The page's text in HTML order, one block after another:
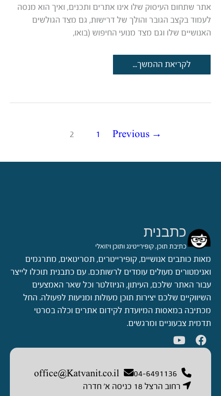
אתר שתחום העיסוק שלו אינו אתרים ותכנים, ואיך הוא מנסה
לעמוד בקצב הגובר והולך של דרישות, גם מצד הגולשים
האנושיים שלו וגם מצד מנועי החיפוש (בואו,
תוכן
וידאו
לקידום
לקריאת ההמשך...
→
Previous
1
2
כתבנית
כתיבת תוכן, קופירייטינג ותוכן ויזואלי
מאות כותבים אנושיים, קופירייטרים, תסריטאים, מתרגמים
ואנימטורים מעולים עומדים לרשותכם. עם כתבנית תוכלו לייצר
עבור האתר שלכם, העיתון, הניוזלטר וכל שאר האמצעים
השיווקיים שלכם יצירות תוכן מעולות ומניעות לפעולה. החל
מכתיבה במאסות המיועדת לקידום אתרים וכלה בסרטי
תדמית צבעוניים ומרגשים.
04-6491136
office@Katvanit.co.il
רחוב הרצל 18 כניסה א’ חדרה